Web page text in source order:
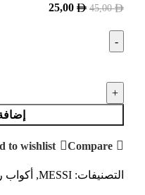
45,00
25,00
Compare
to wishlist
التصنيفات: MESSI
, أكواب